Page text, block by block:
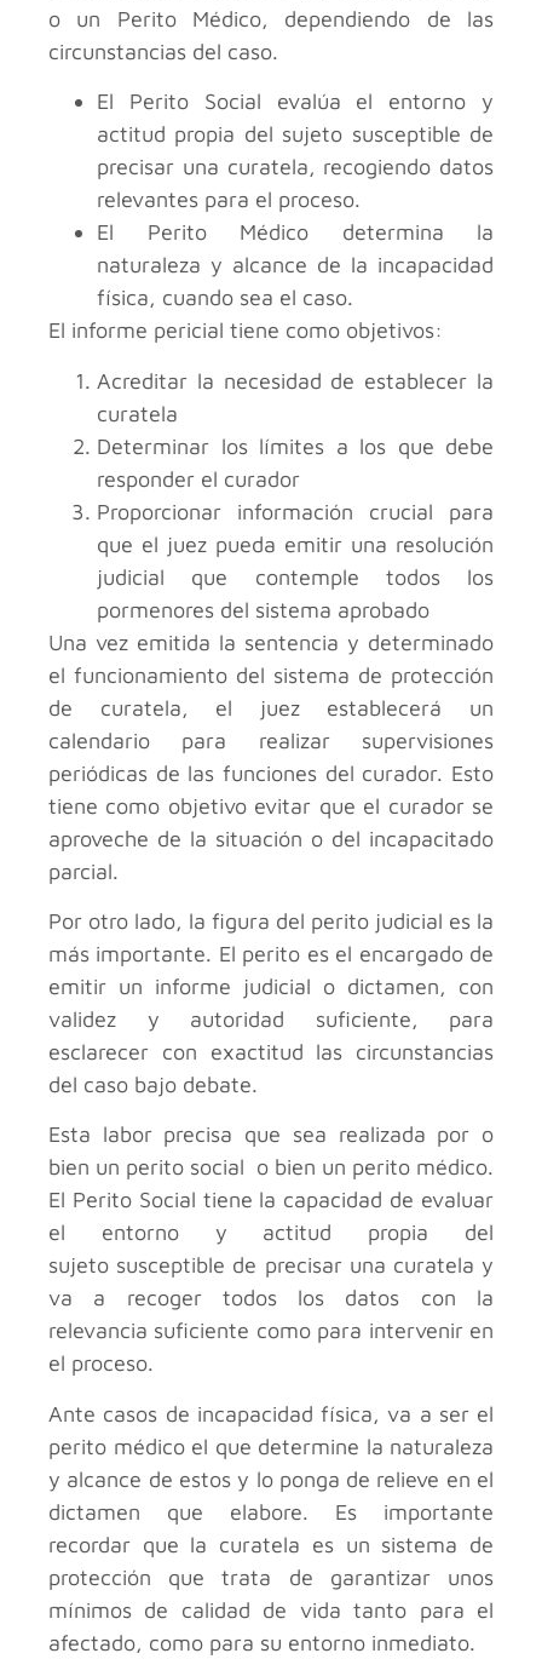
o un Perito Médico, dependiendo de las
circunstancias del caso.
El Perito Social evalúa el entorno y
actitud propia del sujeto susceptible de
precisar una curatela, recogiendo datos
relevantes para el proceso.
El Perito Médico determina la
naturaleza y alcance de la incapacidad
física, cuando sea el caso.
El informe pericial tiene como objetivos:
Acreditar la necesidad de establecer la
curatela
Determinar los límites a los que debe
responder el curador
Proporcionar información crucial para
que el juez pueda emitir una resolución
judicial que contemple todos los
pormenores del sistema aprobado
Una vez emitida la sentencia y determinado
el funcionamiento del sistema de protección
de curatela, el juez establecerá un
calendario para realizar supervisiones
periódicas de las funciones del curador. Esto
tiene como objetivo evitar que el curador se
aproveche de la situación o del incapacitado
parcial.
Por otro lado, la figura del perito judicial es la
más importante. El perito es el encargado de
emitir un informe judicial o dictamen, con
validez y autoridad suficiente, para
esclarecer con exactitud las circunstancias
del caso bajo debate.
Esta labor precisa que sea realizada por o
bien un perito social o bien un perito médico.
El Perito Social tiene la capacidad de evaluar
el entorno y actitud propia del
sujeto susceptible de precisar una curatela y
va a recoger todos los datos con la
relevancia suficiente como para intervenir en
el proceso.
Ante casos de incapacidad física, va a ser el
perito médico el que determine la naturaleza
y alcance de estos y lo ponga de relieve en el
dictamen que elabore. Es importante
recordar que la curatela es un sistema de
protección que trata de garantizar unos
mínimos de calidad de vida tanto para el
afectado, como para su entorno inmediato.